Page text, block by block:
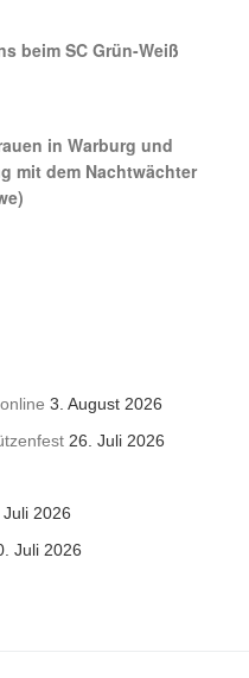
beim SC Grün-Weiß
in Warburg und
mit dem Nachtwächter
3. August 2026
26. Juli 2026
Juli 2026
Juli 2026